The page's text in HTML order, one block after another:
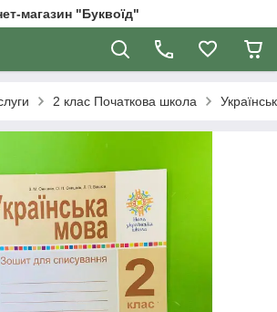
магазин "Буквоїд"
2 клас Початкова школа